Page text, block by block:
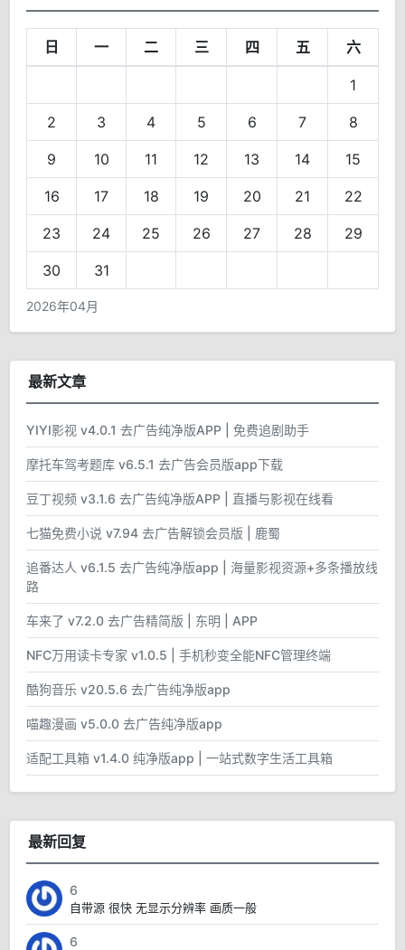
日 一 二 三 四 五 六
1
2 3 4 5 6 7 8
9 10 11 12 13 14 15
16 17 18 19 20 21 22
23 24 25 26 27 28 29
30 31
2026年04月
最新文章
YIYI影视 v4.0.1 去广告纯净版APP | 免费追剧助手
摩托车驾考题库 v6.5.1 去广告会员版app下载
豆丁视频 v3.1.6 去广告纯净版APP | 直播与影视在线看
七猫免费小说 v7.94 去广告解锁会员版 | 鹿蜀
追番达人 v6.1.5 去广告纯净版app | 海量影视资源+多条播放线
路
车来了 v7.2.0 去广告精简版 | 东明 | APP
NFC万用读卡专家 v1.0.5 | 手机秒变全能NFC管理终端
酷狗音乐 v20.5.6 去广告纯净版app
喵趣漫画 v5.0.0 去广告纯净版app
适配工具箱 v1.4.0 纯净版app | 一站式数字生活工具箱
最新回复
6
自带源 很快 无显示分辨率 画质一般
6